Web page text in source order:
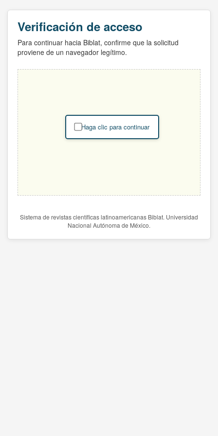
Verificación de acceso
Para continuar hacia Biblat, confirme que la solicitud
proviene de un navegador legítimo.
Haga clic para continuar
Sistema de revistas científicas latinoamericanas Biblat. Universidad
Nacional Autónoma de México.